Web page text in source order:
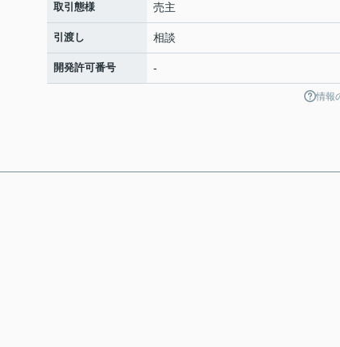
取引態様 売主
引渡し 相談
開発許可番号 -
情報